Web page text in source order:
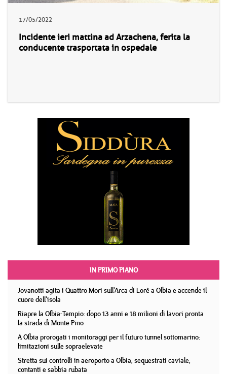
17/05/2022
Incidente ieri mattina ad Arzachena, ferita la
conducente trasportata in ospedale
IN PRIMO PIANO
Jovanotti agita i Quattro Mori sull'Arca di Lorè a Olbia e accende il
cuore dell'isola
Riapre la Olbia-Tempio: dopo 13 anni e 18 milioni di lavori pronta
la strada di Monte Pino
A Olbia prorogati i monitoraggi per il futuro tunnel sottomarino:
limitazioni sulle sopraelevate
Stretta sui controlli in aeroporto a Olbia, sequestrati caviale,
contanti e sabbia rubata